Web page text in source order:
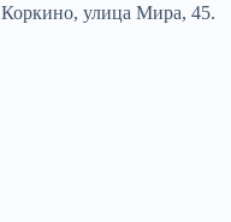
Коркино, улица Мира, 45.